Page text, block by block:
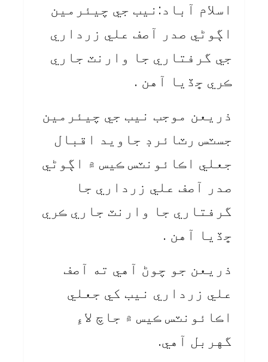
اسلام آباد:نيب جي چيئرمين
اڳوڻي صدر آصف علي زرداري
جي گرفتاري جا وارنٽ جاري
ڪري ڇڏيا آهن .
ذريعن موجب نيب جي چيئرمين
جسٽس رٽائرڊ جاويد اقبال
جعلي اڪائونٽس ڪيس ۾ اڳوڻي
صدر آصف علي زرداري جا
گرفتاري جا وارنٽ جاري ڪري
ڇڏيا آهن .
ذريعن جو چوڻ آهي ته آصف
علي زرداري نيب کي جعلي
اڪائونٽس ڪيس ۾ جاچ لاءِ
گهربل آهي.